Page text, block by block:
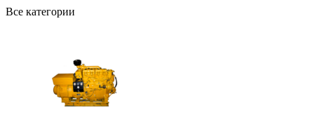
Все категории